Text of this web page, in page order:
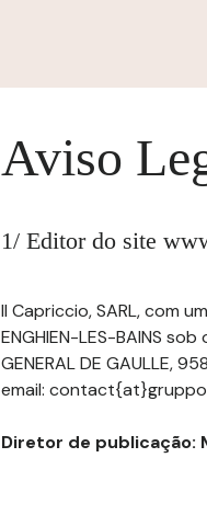
Aviso
1/ Editor do site
Il Capriccio, SARL, com
ENGHIEN-LES-BAINS
GENERAL DE GAULLE,
email:
Diretor de publicação: